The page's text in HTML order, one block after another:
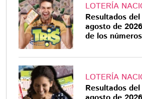
LOTERÍA
Resultados
agosto de
de los
LOTERÍA
Resultados